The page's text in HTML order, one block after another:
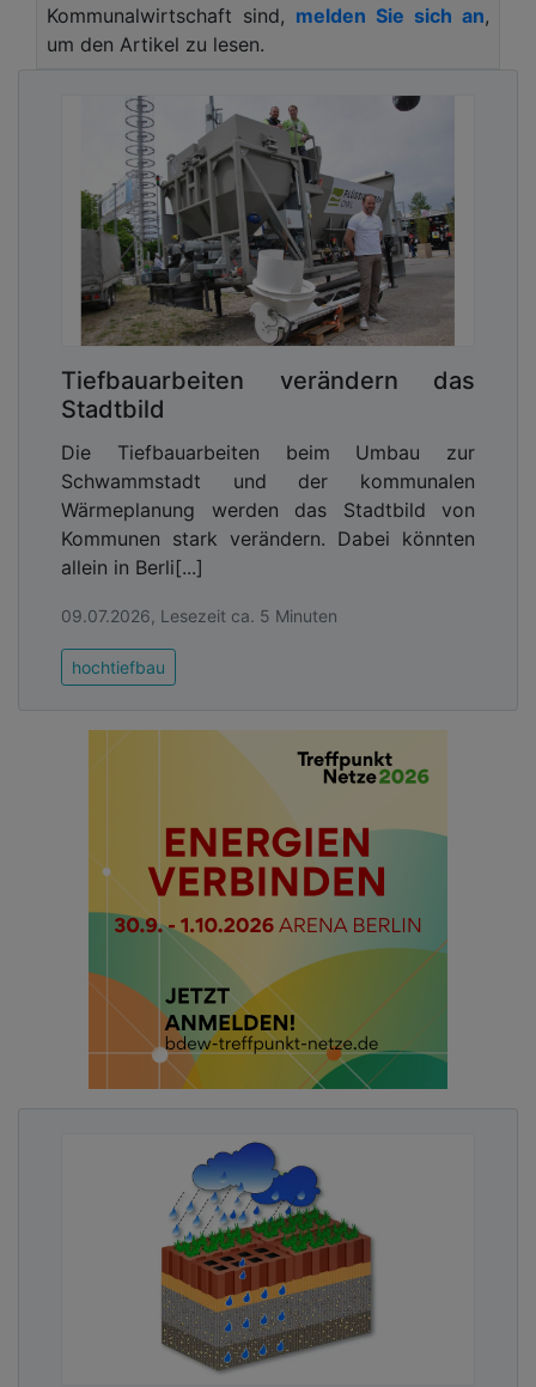
Ein zentraler Bestandteil des Projekts ist die neue
Beleuchtung. swb Beleuchtung hat innerhalb von
LED-Straßenleuchten installiert. Die Leuchten
erreichen einen Lichtstrom von 2.600 Lumen und
arbeiten mit einer warmweißen Lichtfarbe von
3.000 Kelvin.
Dadurch werden die Wege gleichmäßig und
blendarm ausgeleuchtet. Zugleich sinken
Energieverbrauch und Betriebskosten dauerhaft.
reibungslos und hat wirklich Spaß gemacht. Das
Team hat jederzeit auf den Bauablauf reagiert und
den Fertigstellungstermin optimal eingehalten, so
dass wir zur Übergabe der Promenade an die
Öffentlichkeit ‚das Licht anschalten‘ konnten“
Nicole Raming, Projektleiterin und Ingenieurin beim
Deichverband. „Es ist nicht selbstverständlich,
dass alle Projektbeteiligten das gleiche Ziel so
engagiert und lösungsorientiert verfolgen.“
Neben der technischen Qualität leistet die
Beleuchtung auch einen Beitrag zum
warmweiße Lichtfarbe reduziert Blendungen,
verbessert die Wahrnehmung im öffentlichen Raum
weniger blaues Licht enthält. Damit trägt die
Beleuchtung nicht nur zur Sicherheit, sondern auch
zu einem schonenden Umgang mit Natur und
Umwelt bei.
Abonnieren Sie unseren Newsletter mit
Link zur kostenlosen PDF Ausgabe der
Kommunalwirtschaft!
Bei der Eröffnung der Promenade würdigte auch
Bremens Umweltsenatorin Henrike Müller die
Bedeutung des Projekts für den Bremer Norden.
„Die neue Weserpromenade ist ein starkes Signal
für die Entwicklung in Blumenthal. Sie verbindet
Natur, Geschichte und moderne Stadtentwicklung
und schafft einen Ort, an dem sich Menschen
gerne aufhalten. Solche Projekte machen unsere
Stadt lebenswerter und zukunftsfähig“
Kommunalwirtschaft sind, melden Sie sich an,
um den Artikel zu lesen.
Tiefbauarbeiten verändern das
Stadtbild
Die Tiefbauarbeiten beim Umbau zur
Schwammstadt und der kommunalen
Wärmeplanung werden das Stadtbild von
Kommunen stark verändern. Dabei könnten
allein in Berli[...]
09.07.2026, Lesezeit ca. 5 Minuten
hochtiefbau